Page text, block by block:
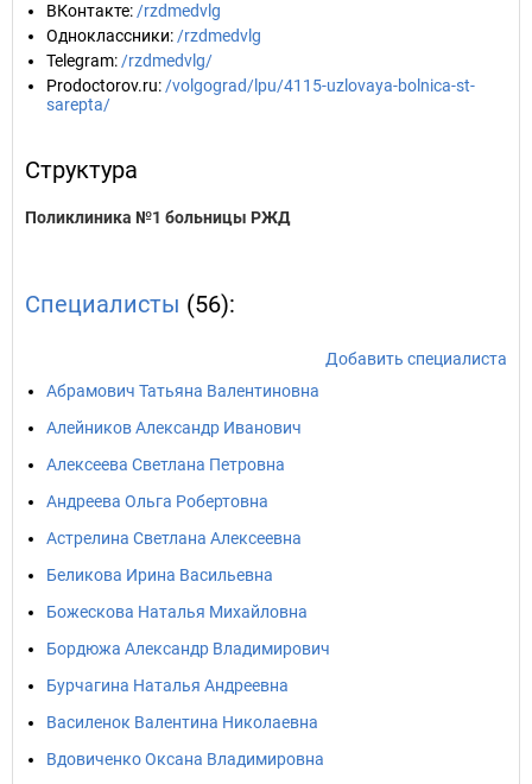
ВКонтакте: /rzdmedvlg
Одноклассники: /rzdmedvlg
Telegram: /rzdmedvlg/
Prodoctorov.ru: /volgograd/lpu/4115-uzlovaya-bolnica-st-
sarepta/
Структура
Поликлиника №1 больницы РЖД
Специалисты (56):
Добавить специалиста
Абрамович Татьяна Валентиновна
Алейников Александр Иванович
Алексеева Светлана Петровна
Андреева Ольга Робертовна
Астрелина Светлана Алексеевна
Беликова Ирина Васильевна
Божескова Наталья Михайловна
Бордюжа Александр Владимирович
Бурчагина Наталья Андреевна
Василенок Валентина Николаевна
Вдовиченко Оксана Владимировна